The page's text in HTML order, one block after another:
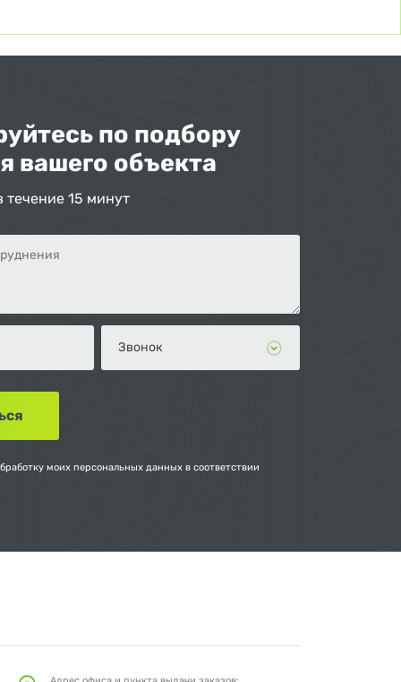
по подбору
вашего объекта
течение 15 минут
моих персональных данных в соответствии